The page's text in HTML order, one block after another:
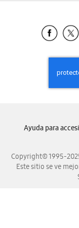
Copyright© 1995-
Este sitio se ve
Ayuda para